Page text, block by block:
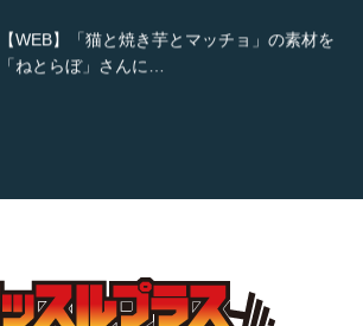
【YouTube】マッチョフリー素材メンバーが
ギネス世界記録…
【TV】TBS番組「ひるおび」にてマッスルプ